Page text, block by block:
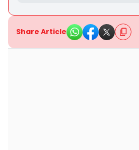
Share Article